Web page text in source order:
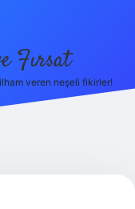
Fırsat
veren neşeli fikirler!